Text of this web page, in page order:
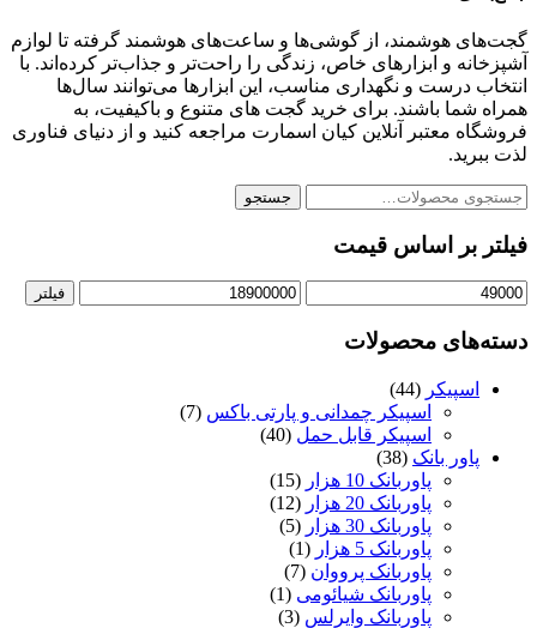
گجت‌های هوشمند، از گوشی‌ها و ساعت‌های هوشمند گرفته تا لوازم
آشپزخانه و ابزارهای خاص، زندگی را راحت‌تر و جذاب‌تر کرده‌اند. با
انتخاب درست و نگهداری مناسب، این ابزارها می‌توانند سال‌ها
همراه شما باشند. برای خرید گجت‌ های متنوع و باکیفیت، به
فروشگاه معتبر آنلاین کیان اسمارت مراجعه کنید و از دنیای فناوری
لذت ببرید.
جستجو
جستجو
فیلتر بر اساس قیمت
قیمت
قیمت
فیلتر
دسته‌های محصولات
اسپیکر (44)
اسپیکر چمدانی و پارتی باکس (7)
اسپیکر قابل حمل (40)
پاور بانک (38)
پاوربانک 10 هزار
(15)
پاوربانک 20 هزار
(12)
پاوربانک 30 هزار
(5)
پاوربانک 5 هزار
(1)
پاوربانک پرووان (7)
پاوربانک شیائومی (1)
پاوربانک وایرلس (3)